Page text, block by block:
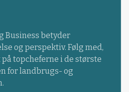
Business betyder
og perspektiv. Følg med,
topcheferne i de største
for landbrugs- og